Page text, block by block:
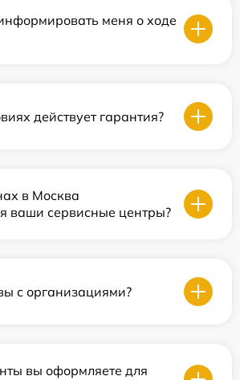
меня о ходе
действует гарантия?
в Москва
ваши сервисные центры?
с организациями?
вы оформляете для